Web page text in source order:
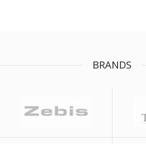
BRANDS